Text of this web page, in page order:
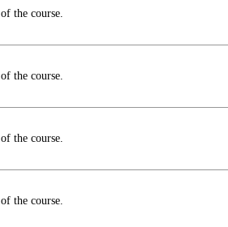
the course.
the course.
the course.
the course.